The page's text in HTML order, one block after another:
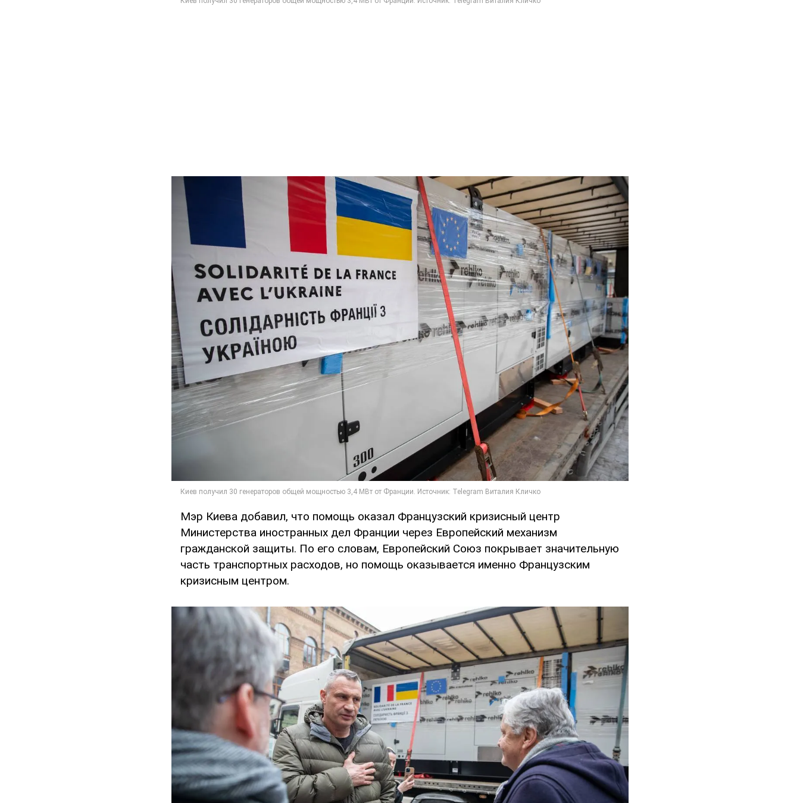
Мэр Киева добавил, что помощь оказал Французский кризисный центр
Министерства иностранных дел Франции через Европейский механизм
гражданской защиты. По его словам, Европейский Союз покрывает значительную
часть транспортных расходов, но помощь оказывается именно Французским
кризисным центром.